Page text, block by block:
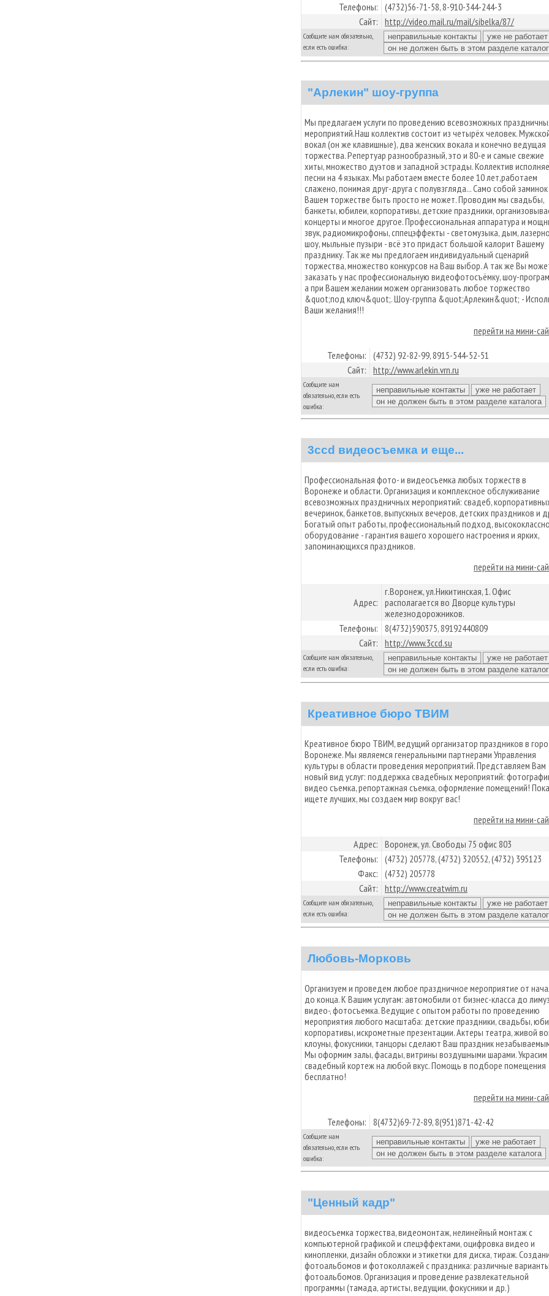
Телефоны: (4732)56-71-58, 8-910-344-244-3
Сайт: http://video.mail.ru/mail/sibelka/87/
Сообщите нам обязательно,
если есть ошибка:
"Арлекин" шоу-группа
Мы предлагаем услуги по проведению всевозможных
мероприятий.Наш коллектив состоит из четырёх человек.
вокал (он же клавишные), два женских вокала и конечно ведущая
торжества. Репертуар разнообразный, это и 80-е и самые свежие
хиты, множество дуэтов и западной эстрады. Коллектив
песни на 4 языках. Мы работаем вместе более 10 лет,работаем
слажено, понимая друг-друга с полувзгляда... Само собой
Вашем торжестве быть просто не может. Проводим мы свадьбы,
банкеты, юбилеи, корпоративы, детские праздники,
концерты и многое другое. Профессиональная аппаратура и
звук, радиомикрофоны, сппецэффекты - светомузыка, дым,
шоу, мыльные пузыри - всё это придаст большой калорит Вашему
празднику. Так же мы предлогаем индивидуальный сценарий
торжества, множество конкурсов на Ваш выбор. А так же Вы
заказать у нас профессиональную видеофотосъёмку, шоу-
а при Вашем желании можем организовать любое торжество
&quot;под ключ&quot;. Шоу-группа &quot;Арлекин&quot; -
Ваши желания!!!
перейти на мини-
Телефоны: (4732) 92-82-99, 8915-544-52-51
Сайт: http://www.arlekin.vrn.ru
Сообщите нам
обязательно, если есть
ошибка:
3ccd видеосъемка и еще...
Профессиональная фото- и видеосъемка любых торжеств в
Воронеже и области. Организация и комплексное обслуживание
всевозможных праздничных мероприятий: свадеб,
вечеринок, банкетов, выпускных вечеров, детских праздников и
Богатый опыт работы, профессиональный подход,
оборудование - гарантия вашего хорошего настроения и ярких,
запоминающихся праздников.
перейти на мини-
Адрес:
г.Воронеж, ул.Никитинская, 1. Офис
располагается во Дворце культуры
железнодорожников.
Телефоны: 8(4732)590375, 89192440809
Сайт: http://www.3ccd.su
Сообщите нам обязательно,
если есть ошибка:
Креативное бюро ТВИМ
Креативное бюро ТВИМ, ведущий организатор праздников в
Воронеже. Мы являемся генеральными партнерами Управления
культуры в области проведения мероприятий. Представляем Вам
новый вид услуг: поддержка свадебных мероприятий:
видео съемка, репортажная съемка, оформление помещений!
ищете лучших, мы создаем мир вокруг вас!
перейти на мини-
Адрес: Воронеж, ул. Свободы 75 офис 803
Телефоны: (4732) 205778, (4732) 320552, (4732) 395123
Факс: (4732) 205778
Сайт: http://www.creatwim.ru
Сообщите нам обязательно,
если есть ошибка:
Любовь-Морковь
Организуем и проведем любое праздничное мероприятие от
до конца. К Вашим услугам: автомобили от бизнес-класса до
видео-, фотосъемка. Ведущие с опытом работы по проведению
мероприятия любого масштаба: детские праздники, свадьбы,
корпоративы, искрометные презентации. Актеры театра, живой
клоуны, фокусники, танцоры сделают Ваш праздник
Мы оформим залы, фасады, витрины воздушными шарами. Украсим
свадебный кортеж на любой вкус. Помощь в подборе помещения
бесплатно!
перейти на мини-
Телефоны: 8(4732)69-72-89, 8(951)871-42-42
Сообщите нам
обязательно, если есть
ошибка:
"Ценный кадр"
видеосъемка торжества, видеомонтаж, нелинейный монтаж с
компьютерной графикой и спецэффектами, оцифровка видео и
кинопленки, дизайн обложки и этикетки для диска, тираж.
фотоальбомов и фотоколлажей с праздника: различные варианты
фотоальбомов. Организация и проведение развлекательной
программы (тамада, артисты, ведущии, фокусники и др.)